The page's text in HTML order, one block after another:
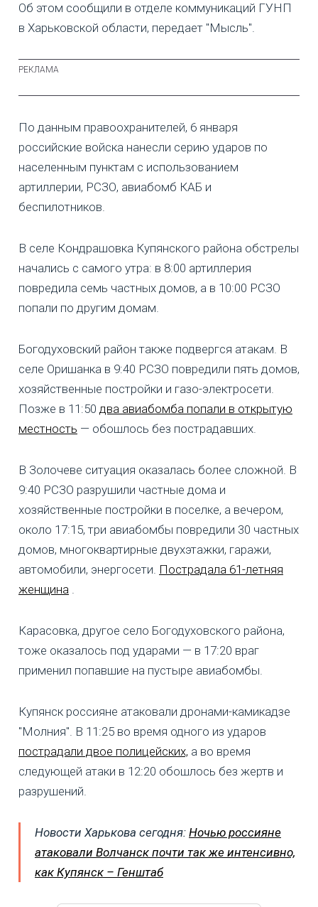
Об этом сообщили в отделе коммуникаций ГУНП
в Харьковской области, передает "Мысль".
По данным правоохранителей, 6 января
российские войска нанесли серию ударов по
населенным пунктам с использованием
артиллерии, РСЗО, авиабомб КАБ и
беспилотников.
В селе Кондрашовка Купянского района обстрелы
начались с самого утра: в 8:00 артиллерия
повредила семь частных домов, а в 10:00 РСЗО
попали по другим домам.
Богодуховский район также подвергся атакам. В
селе Оришанка в 9:40 РСЗО повредили пять домов,
хозяйственные постройки и газо-электросети.
Позже в 11:50 два авиабомба попали в открытую
местность — обошлось без пострадавших.
В Золочеве ситуация оказалась более сложной. В
9:40 РСЗО разрушили частные дома и
хозяйственные постройки в поселке, а вечером,
около 17:15, три авиабомбы повредили 30 частных
домов, многоквартирные двухэтажки, гаражи,
автомобили, энергосети. Пострадала 61-летняя
женщина .
Карасовка, другое село Богодуховского района,
тоже оказалось под ударами — в 17:20 враг
применил попавшие на пустыре авиабомбы.
Купянск россияне атаковали дронами-камикадзе
"Молния". В 11:25 во время одного из ударов
пострадали двое полицейских, а во время
следующей атаки в 12:20 обошлось без жертв и
разрушений.
Новости Харькова сегодня: Ночью россияне
атаковали Волчанск почти так же интенсивно,
как Купянск – Генштаб